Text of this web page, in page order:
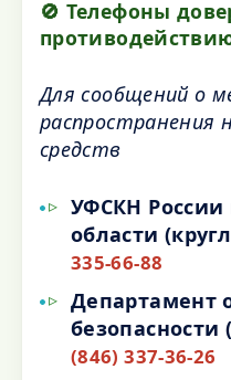
🚫 Телефоны
Для сообщений о
распространения
средств
УФСКН России
области
335-66-88
Департамент
безопасности
(846) 337-36-26